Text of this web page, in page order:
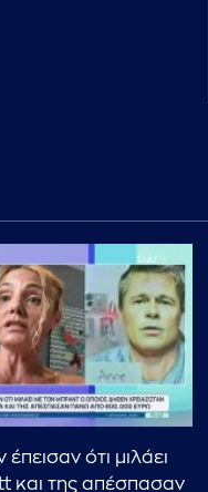
ότι μιλάει
και της απέσπασαν